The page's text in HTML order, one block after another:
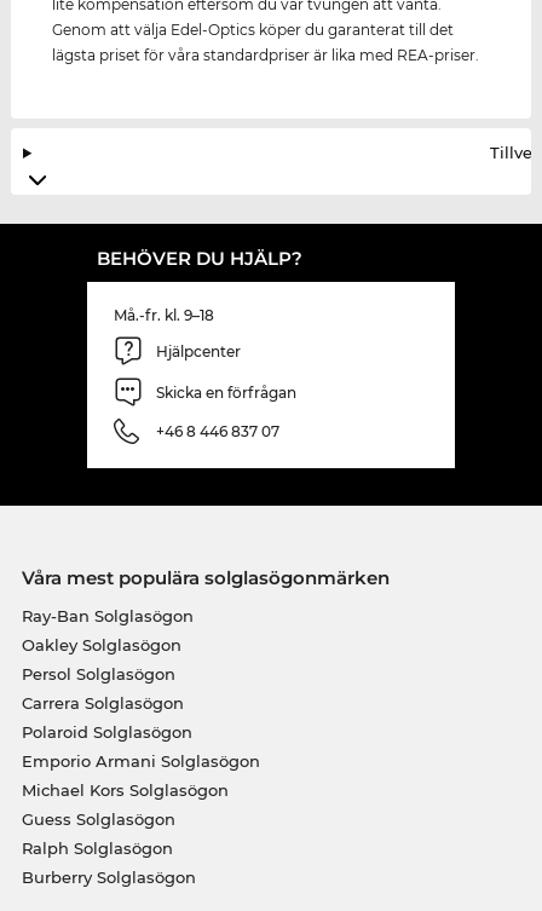
lite kompensation eftersom du var tvungen att vänta.
Genom att välja Edel-Optics köper du garanterat till det
lägsta priset för våra standardpriser är lika med REA-priser.
BEHÖVER DU HJÄLP?
Må.-fr. kl. 9–18
Hjälpcenter
Skicka en förfrågan
+46 8 446 837 07
Våra mest populära solglasögonmärken
Ray-Ban Solglasögon
Oakley Solglasögon
Persol Solglasögon
Carrera Solglasögon
Polaroid Solglasögon
Emporio Armani Solglasögon
Michael Kors Solglasögon
Guess Solglasögon
Ralph Solglasögon
Burberry Solglasögon